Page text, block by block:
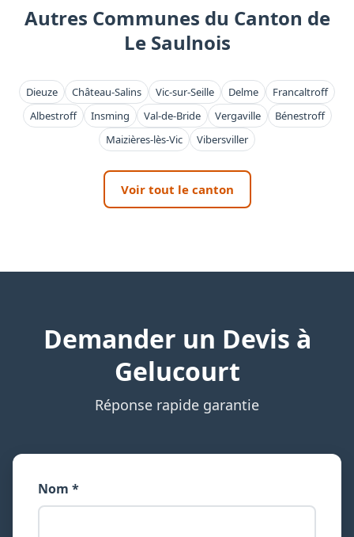
Autres Communes du Canton de
Le Saulnois
Dieuze Château-Salins Vic-sur-Seille Delme
Francaltroff
Albestroff
Insming Val-de-Bride Vergaville
Bénestroff
Maizières-lès-Vic
Vibersviller
Voir tout le canton
Demander un Devis à
Gelucourt
Réponse rapide garantie
Nom *